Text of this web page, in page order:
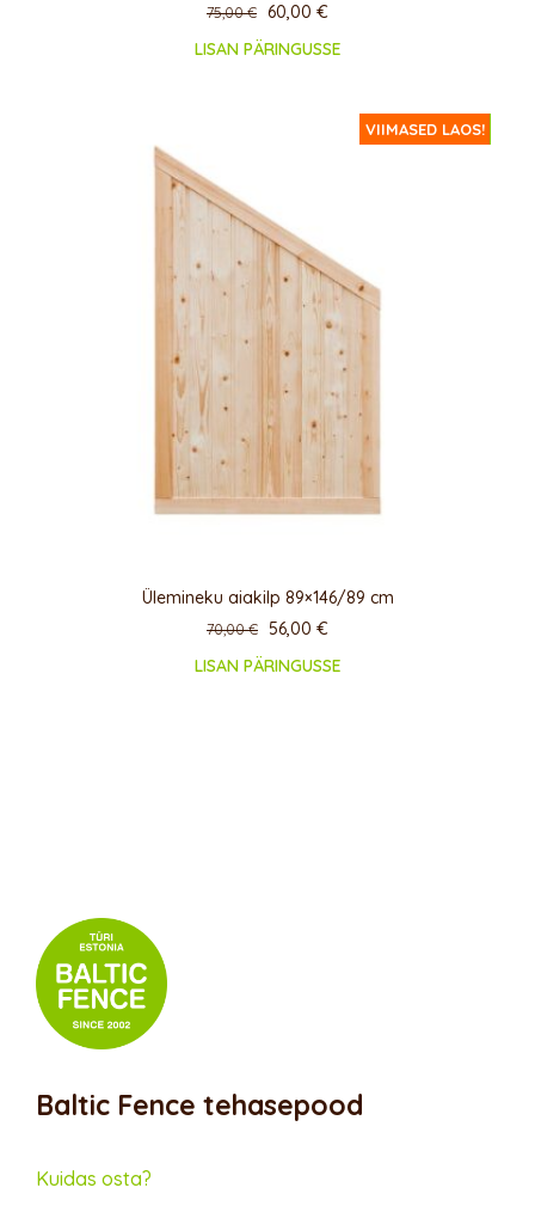
75,00€ 60,00 €
LISAN PÄRINGUSSE
ERIPAKKUMINE!
VIIMASED LAOS!
Ülemineku aiakilp 89×146/89 cm
70,00€ 56,00 €
LISAN PÄRINGUSSE
Baltic Fence tehasepood
Kuidas osta?